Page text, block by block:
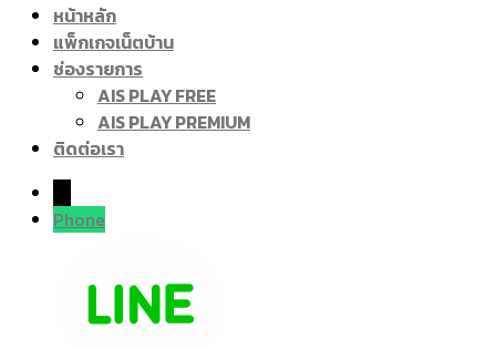
หน้าหลัก
แพ็กเกจเน็ตบ้าน
ช่องรายการ
AIS PLAY FREE
AIS PLAY PREMIUM
ติดต่อเรา
Phone